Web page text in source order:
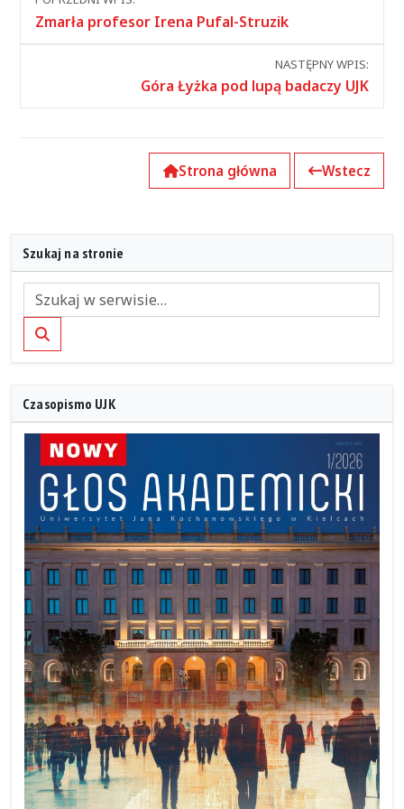
między
Zmarła profesor Irena Pufal-Struzik
NASTĘPNY WPIS:
Góra Łyżka pod lupą badaczy UJK
Strona główna Wstecz
Szukaj na stronie
Szukaj
Czasopismo UJK